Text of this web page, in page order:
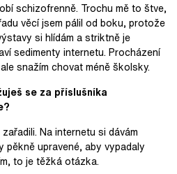
schizofrenně. Trochu mě to štve,
věcí jsem pálil od boku, protože
si hlídám a striktně je
sedimenty internetu. Procházení
snažím chovat méně školsky.
se za příslušníka
Na internetu si dávám
upravené, aby vypadaly
to je těžká otázka.